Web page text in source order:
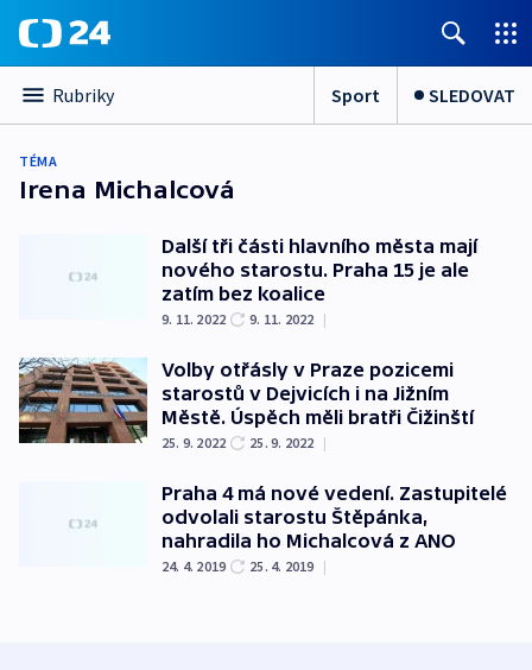
Rubriky Sport SLEDOVAT
TÉMA
Irena Michalcová
Další tři části hlavního města mají
nového starostu. Praha 15 je ale
zatím bez koalice
9. 11. 2022 9. 11. 2022 |
Volby otřásly v Praze pozicemi
starostů v Dejvicích i na Jižním
Městě. Úspěch měli bratři Čižinští
25. 9. 2022 25. 9. 2022 |
Praha 4 má nové vedení. Zastupitelé
odvolali starostu Štěpánka,
nahradila ho Michalcová z ANO
24. 4. 2019 25. 4. 2019 |